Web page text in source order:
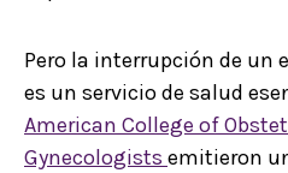
Pero la interrupción de un
es un servicio de salud
American College of
Gynecologists emitieron